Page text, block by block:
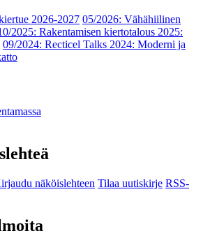
2026-2027 05/2026: Vähähiilinen
2025: Rakentamisen kiertotalous 2025:
09/2024: Recticel Talks 2024: Moderni ja
näköislehteen Tilaa uutiskirje RSS-